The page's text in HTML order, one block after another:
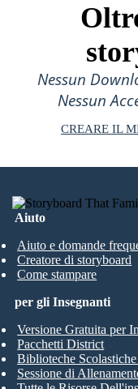
Nessun
Nessun
CREARE IL
Aiuto
Aiuto e domande
Creatore di storyboard
Come stampare
per gli Insegnanti
Versione Gratuita per
Pacchetti District
Biblioteche
Sessione di